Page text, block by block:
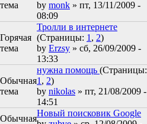
тема by monk » пт, 13/11/2009 -
08:09
Горячая
тема
Тролли в интернете
(Страницы: 1 , 2)
by Erzsy » сб, 26/09/2009 -
13:33
Обычная
тема
нужна помощь (Страницы:
1 , 2)
by nikolas » пт, 21/08/2009 -
14:51
Обычная
Новый поисковик Google